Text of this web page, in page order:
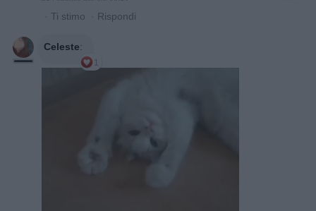
· Ti stimo · Rispondi
Celeste:
1